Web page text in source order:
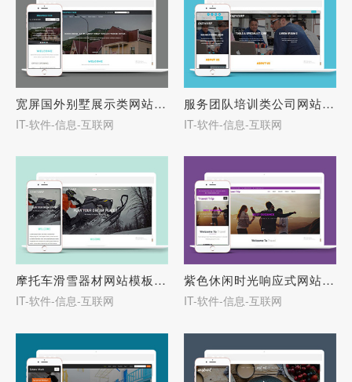
宽屏国外别墅展示类网站模板-27684
IT-软件-信息-互联网
服务团队培训类公司网站模板-27682
IT-软件-信息-互联网
摩托车滑雪器材网站模板下载-27681
IT-软件-信息-互联网
紫色休闲时光响应式网站模板-27680
IT-软件-信息-互联网